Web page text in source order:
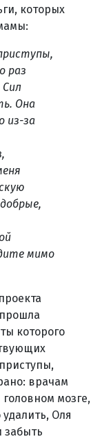
которых
раз
Сил
Она
из-за
мимо
которого
врачам
головном мозге,
Оля
забыть